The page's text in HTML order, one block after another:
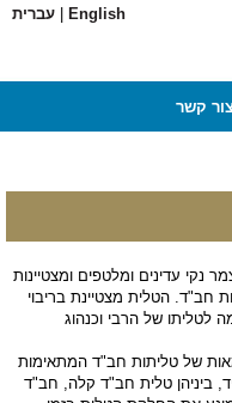
English עברית
קשר
נקי עדינים ומלטפים ומצטיינות
חב"ד. הטלית מצטיינת בריבוי
לטליתו של הרבי וכנהוג
של טליתות חב"ד המתאימות
ביניהן טלית חב"ד קלה, חב"ד